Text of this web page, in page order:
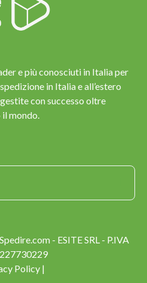
e più conosciuti in Italia per
in Italia e all’estero
con successo oltre
mondo.
- ESITE SRL - P.IVA
Policy |